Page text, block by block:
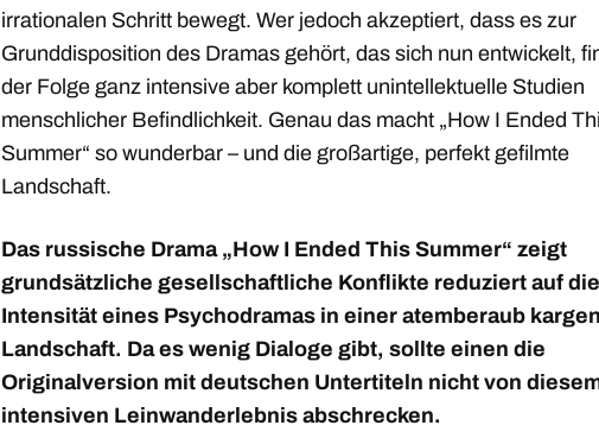
irrationalen Schritt bewegt. Wer jedoch akzeptiert, dass es zur
Grunddisposition des Dramas gehört, das sich nun entwickelt,
der Folge ganz intensive aber komplett unintellektuelle Studien
menschlicher Befindlichkeit. Genau das macht „How I Ended
Summer“ so wunderbar – und die großartige, perfekt gefilmte
Landschaft.
Das russische Drama „How I Ended This Summer“ zeigt
grundsätzliche gesellschaftliche Konflikte reduziert auf die
Intensität eines Psychodramas in einer atemberaub kargen
Landschaft. Da es wenig Dialoge gibt, sollte einen die
Originalversion mit deutschen Untertiteln nicht von
intensiven Leinwanderlebnis abschrecken.